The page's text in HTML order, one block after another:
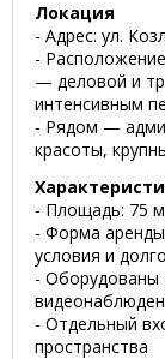
Локация
- Адрес: ул.
-
— деловой и
интенсивным
- Рядом —
красоты,
- Площадь: 75
- Форма
условия и
- Оборудованы
- Отдельный
пространства